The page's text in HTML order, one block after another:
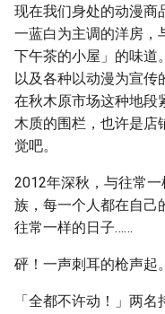
现在我们身处的动漫商
一蓝白为主调的洋房，
下午茶的小屋」的味道
以及各种以动漫为宣传
在秋木原市场这种地段
木质的围栏，也许是店
觉吧。
2012年深秋，与往常
族，每一个人都在自己
往常一样的日子……
砰！一声刺耳的枪声起。
「全都不许动！」两